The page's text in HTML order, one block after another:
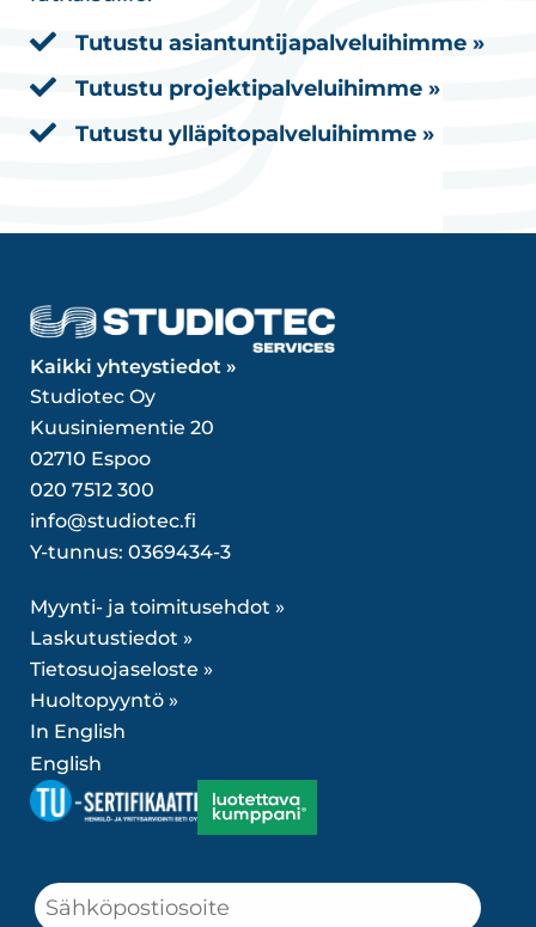
Tutustu asiantuntijapalveluihimme »
Tutustu projektipalveluihimme »
Tutustu ylläpitopalveluihimme »
Kaikki yhteystiedot »
Studiotec Oy
Kuusiniementie 20
02710 Espoo
020 7512 300
info@studiotec.fi
Y-tunnus: 0369434-3
Myynti- ja toimitusehdot »
Laskutustiedot »
Tietosuojaseloste »
Huoltopyyntö »
In English
English